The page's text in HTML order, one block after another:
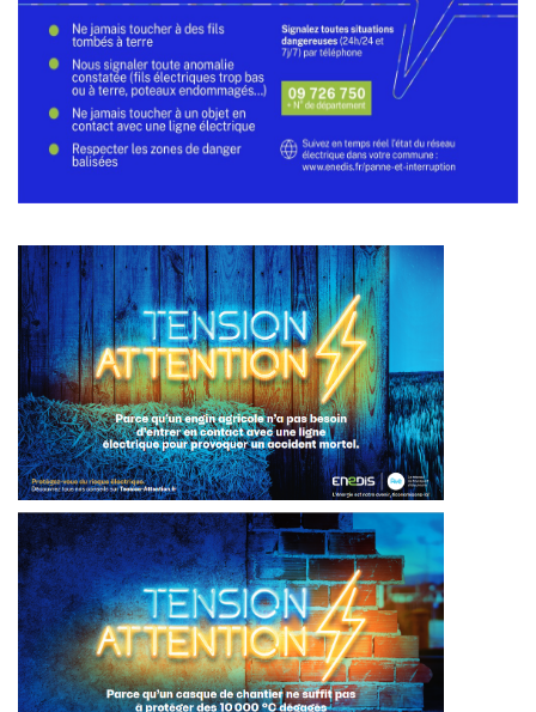
URBANISME
ÉTAT CIVIL
SERVICE PUBLIC
MÉTÉO France
CHASSE ET PÊCHE
LOGEMENT
COMMUNAUTÉ DE COMMUNES
JUMELAGE
INFO ENEDIS
MES INFOS ÉLECTORALES
CONSEIL MUNICIPAL